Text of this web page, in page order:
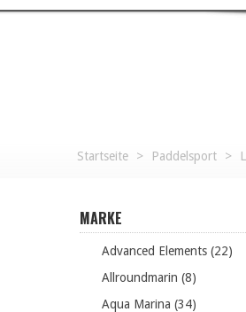
Startseite > Paddelsport >
MARKE
Advanced Elements (22)
Allroundmarin (8)
Aqua Marina (34)